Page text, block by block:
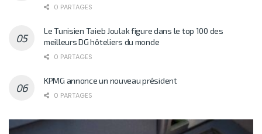
0 PARTAGES
Le Tunisien Taieb Joulak figure dans le top 100 des
meilleurs DG hôteliers du monde
0 PARTAGES
KPMG annonce un nouveau président
0 PARTAGES